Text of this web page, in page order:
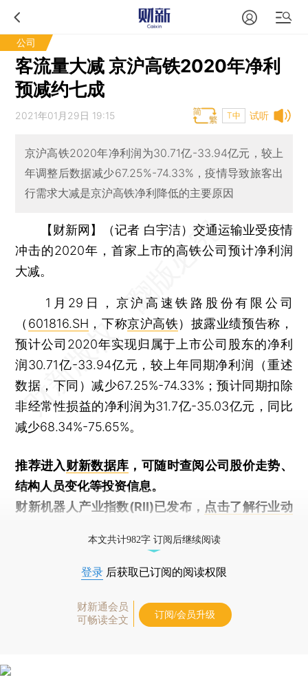
公司
客流量大减 京沪高铁2020年净利
预减约七成
试听
2021年01月29日 19:15 T中
京沪高铁2020年净利润为30.71亿-33.94亿元，较上
年调整后数据减少67.25%-74.33%，疫情导致旅客出
行需求大减是京沪高铁净利降低的主要原因
【财新网】（记者 白宇洁） 交通运输业受疫情
冲击的2020年，首家上市的高铁公司预计净利润
大减。
1月29日，京沪高速铁路股份有限公司
（ 601816.SH ，下称京沪高铁）披露业绩预告称，
预计公司2020年实现归属于上市公司股东的净利
润30.71亿-33.94亿元，较上年同期净利润（重述
数据，下同）减少67.25%-74.33%；预计同期扣除
非经常性损益的净利润为31.7亿-35.03亿元，同比
减少68.34%-75.65%。
推荐进入财新数据库 ，可随时查阅公司股价走势、
结构人员变化等投资信息。
财新机器人产业指数(RII)已发布， 点击了解行业动
本文共计982字 订阅后继续阅读
登录 后获取已订阅的阅读权限
财新通会员
可畅读全文
订阅/会员升级